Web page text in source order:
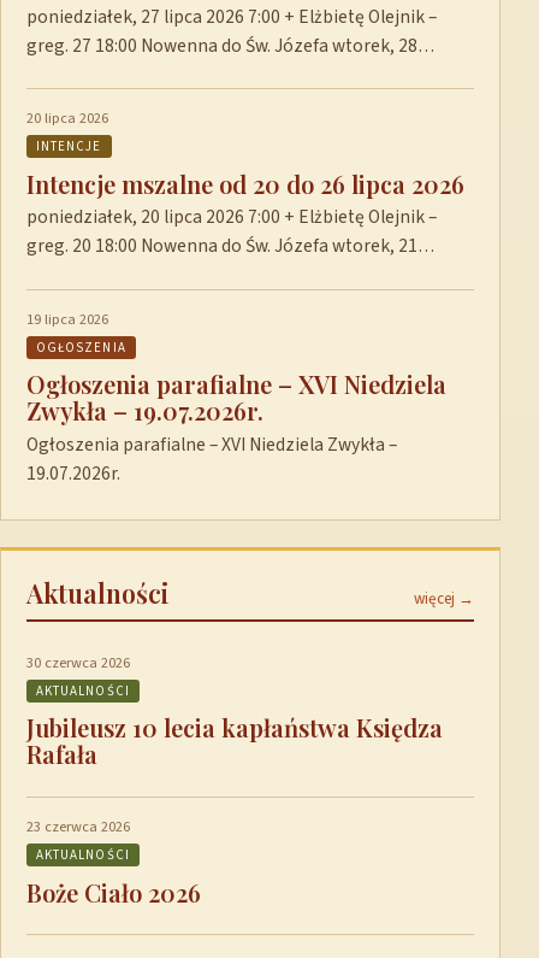
poniedziałek, 27 lipca 2026 7:00 + Elżbietę Olejnik –
greg. 27 18:00 Nowenna do Św. Józefa wtorek, 28…
20 lipca 2026
INTENCJE
Intencje mszalne od 20 do 26 lipca 2026
poniedziałek, 20 lipca 2026 7:00 + Elżbietę Olejnik –
greg. 20 18:00 Nowenna do Św. Józefa wtorek, 21…
19 lipca 2026
OGŁOSZENIA
Ogłoszenia parafialne – XVI Niedziela
Zwykła – 19.07.2026r.
Ogłoszenia parafialne – XVI Niedziela Zwykła –
19.07.2026r.
Aktualności więcej →
30 czerwca 2026
AKTUALNOŚCI
Jubileusz 10 lecia kapłaństwa Księdza
Rafała
23 czerwca 2026
AKTUALNOŚCI
Boże Ciało 2026